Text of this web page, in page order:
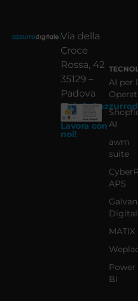
Via della
Croce
Rossa, 42
35129 –
Padova
Lavora con
noi!
AI per
AI
awm
suite
APS
MATIX
Power
BI